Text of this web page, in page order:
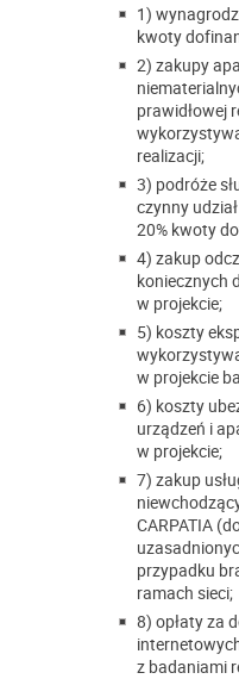
1)
kwoty
2) zakupy
prawidłowej
realizacji;
3) podróże
czynny
20% kwoty
4) zakup
koniecznych
w projekcie;
5) koszty
w projekcie
6) koszty
urządzeń i
w projekcie;
7) zakup
CARPATIA
przypadku
ramach sieci;
8) opłaty za
z badaniami